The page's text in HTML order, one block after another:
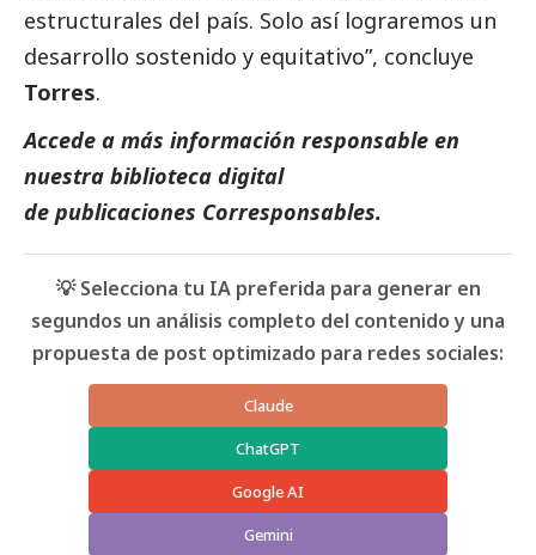
estructurales del país. Solo así lograremos un
desarrollo sostenido y equitativo”, concluye
Torres.
Accede a más información responsable en
nuestra biblioteca digital
de publicaciones Corresponsables.
💡 Selecciona tu IA preferida para generar en
segundos un análisis completo del contenido y una
propuesta de post optimizado para redes sociales:
Claude
ChatGPT
Google AI
Gemini